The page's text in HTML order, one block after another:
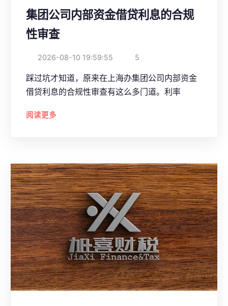
集团公司内部资金借贷利息的合规
性审查
2026-08-10 19:59:55 5
踩过坑才知道，原来在上海办集团公司内部资金
借贷利息的合规性审查有这么多门道。利率
阅读更多